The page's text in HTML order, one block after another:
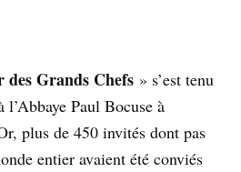
des Grands Chefs » s’est tenu
Paul Bocuse à
plus de 450 invités dont pas
entier avaient été conviés